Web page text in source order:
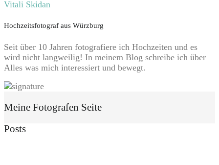
Vitali Skidan
Hochzeitsfotograf aus Würzburg
Seit über 10 Jahren fotografiere ich Hochzeiten und es
wird nicht langweilig! In meinem Blog schreibe ich über
Alles was mich interessiert und bewegt.
Meine Fotografen Seite
Posts